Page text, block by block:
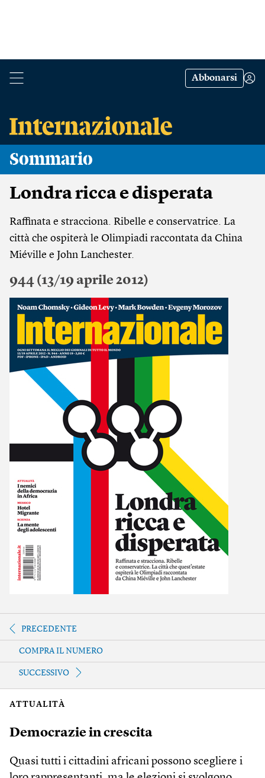
Abbonarsi
Sommario
Londra ricca e disperata
Raffinata e stracciona. Ribelle e conservatrice. La
città che ospiterà le Olimpiadi raccontata da China
Miéville e John Lanchester.
944 (13/19 aprile 2012)
PRECEDENTE
COMPRA IL NUMERO
SUCCESSIVO
ATTUALITÀ
Democrazie in crescita
Quasi tutti i cittadini africani possono scegliere i